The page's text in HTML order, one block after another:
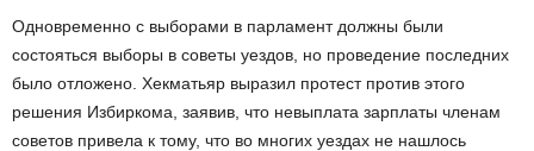
Одновременно с выборами в парламент должны были
состояться выборы в советы уездов, но проведение последних
было отложено. Хекматьяр выразил протест против этого
решения Избиркома, заявив, что невыплата зарплаты членам
советов привела к тому, что во многих уездах не нашлось